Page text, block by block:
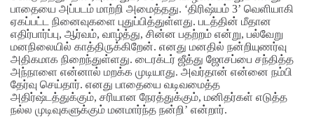
பாதையை அப்படம் மாற்றி அமைத்தது. ‘திரிஷ்யம் 3’ வெளியாகி
ஏகப்பட்ட நினைவுகளை புதுப்பித்துள்ளது. படத்தின் மீதான
எதிர்பார்ப்பு, ஆர்வம், வாழ்த்து, சின்ன பதற்றம் என்று, பல்வேறு
மனநிலையில் காத்திருக்கிறேன். எனது மனதில் நன்றியுணர்வு
அதிகமாக நிறைந்துள்ளது. டைரக்டர் ஜீத்து ஜோசப்பை சந்தித்த
அந்நாளை என்னால் மறக்க முடியாது. அவர்தான் என்னை நம்பி
தேர்வு செய்தார். எனது பாதையை வடிவமைத்த
அதிர்ஷ்டத்துக்கும், சரியான நேரத்துக்கும், மனிதர்கள் எடுத்த
நல்ல முடிவுகளுக்கும் மனமார்ந்த நன்றி’ என்றார்.